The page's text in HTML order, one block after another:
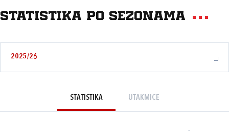
Statistika po sezonama
2025/26
STATISTIKA UTAKMICE